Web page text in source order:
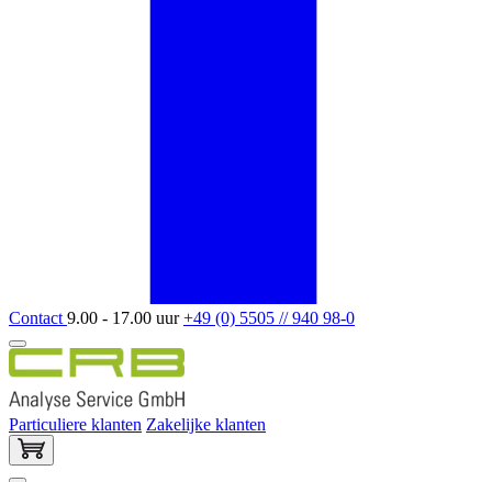
Contact 9.00 - 17.00 uur+49 (0) 5505 // 940 98-0
Particuliere klanten Zakelijke klanten